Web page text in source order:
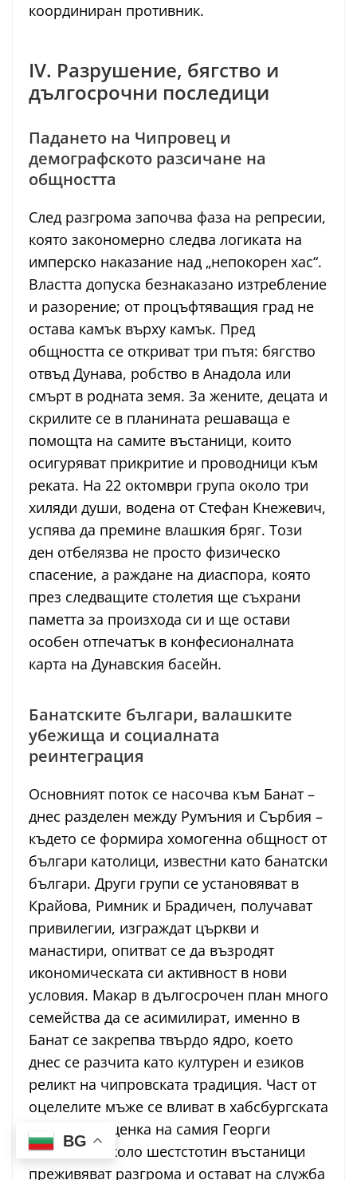
координиран противник.
IV. Разрушение, бягство и
дългосрочни последици
Падането на Чипровец и
демографското разсичане на
общността
След разгрома започва фаза на репресии,
която закономерно следва логиката на
имперско наказание над „непокорен хас“.
Властта допуска безнаказано изтребление
и разорение; от процъфтяващия град не
остава камък върху камък. Пред
общността се откриват три пътя: бягство
отвъд Дунава, робство в Анадола или
смърт в родната земя. За жените, децата и
скрилите се в планината решаваща е
помощта на самите въстаници, които
осигуряват прикритие и проводници към
реката. На 22 октомври група около три
хиляди души, водена от Стефан Кнежевич,
успява да премине влашкия бряг. Този
ден отбелязва не просто физическо
спасение, а раждане на диаспора, която
през следващите столетия ще съхрани
паметта за произхода си и ще остави
особен отпечатък в конфесионалната
карта на Дунавския басейн.
Банатските българи, валашките
убежища и социалната
реинтеграция
Основният поток се насочва към Банат –
днес разделен между Румъния и Сърбия –
където се формира хомогенна общност от
българи католици, известни като банатски
българи. Други групи се установяват в
Крайова, Римник и Брадичен, получават
привилегии, изграждат църкви и
манастири, опитват се да възродят
икономическата си активност в нови
условия. Макар в дългосрочен план много
семейства да се асимилират, именно в
Банат се закрепва твърдо ядро, което
днес се разчита като културен и езиков
реликт на чипровската традиция. Част от
оцелелите мъже се вливат в хабсбургската
армия; по оценка на самия Георги
Пеячевич около шестстотин въстаници
преживяват разгрома и остават на служба
BG